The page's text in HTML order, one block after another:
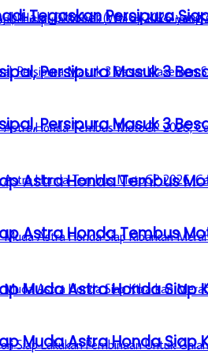
Persipura Masuk 3
Astra Honda Tembus
Muda Astra Honda Siap
Tegaskan Persipura
Persipura Masuk 3
Astra Honda Tembus
Muda Astra Honda Siap